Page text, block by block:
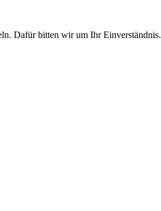
Dafür bitten wir um Ihr Einverständnis.